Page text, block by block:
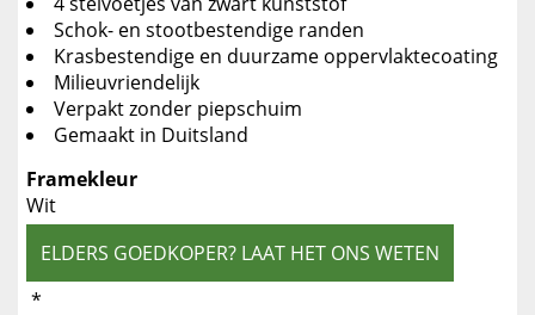
Schok- en stootbestendige randen
Krasbestendige en duurzame oppervlaktecoating
Milieuvriendelijk
Verpakt zonder piepschuim
Gemaakt in Duitsland
Framekleur
Wit
ELDERS GOEDKOPER? LAAT HET ONS WETEN
*